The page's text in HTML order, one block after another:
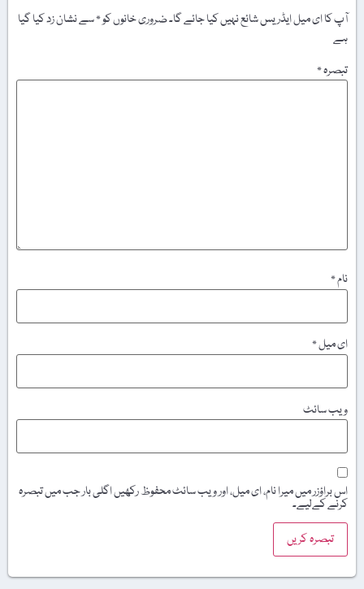
آپ کا ای میل ایڈریس شائع نہیں کیا جائے گا۔ضروری خانوں کو*سے نشان زد کیا گیا
ہے
تبصرہ*
نام*
ای میل*
ویب‌ سائٹ
اس براؤزر میں میرا نام، ای میل، اور ویب سائٹ محفوظ رکھیں اگلی بار جب میں تبصرہ
کرنے کےلیے۔